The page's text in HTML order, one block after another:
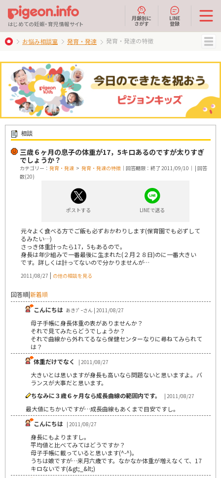
はじめての妊娠・育児情報サイト
月齢別に
さがす
LINE
登録
お悩み相談室 発育・発達 発育・発達の特徴
相談
三歳６ヶ月の息子の体重が17，5キロあるのですが太りすぎ
でしょうか？
カテゴリー： 発育・発達 > 発育・発達の特徴 ｜回答期限：終了 2011/09/10｜ | 回答
数(20)
ポストする LINEで送る
元々よく食べる方でご飯も必ずおかわりします(保育園でも必ずして
るみたい…)
さっき体重計ったら17，5もあるので。
身長は年少組みで一番最後に生まれた(２月２８日)のに一番大きい
です。詳しくは計ってないので分かりませんが…
2011/08/27 | の他の相談を見る
回答順|新着順
こんにちは あきﾌﾟｰさん | 2011/08/27
母子手帳に身長体重の表がありませんか？
それで見てみたらどうでしょうか？
それで曲線から外れてるなら保健センターなりに尋ねてみられて
は？
体重だけでなく
| 2011/08/27
大きいとは思いますが身長も高いなら問題ないと思いますよ。バ
ランスが大事だと思います。
ちなみに３歳６ヶ月なら成長曲線の範囲内です。
| 2011/08/27
最大値にちかいですが…成長曲線もあくまで目安ですし。
こんにちは | 2011/08/27
身長にもよりますし。
平均値と比べてみてはどうですか？
母子手帳に載っていると思います(^-^)。
うちは娘ですが…来月六歳です。なかなか体重が増えなくて、17
キロないです(&gt;_&lt;)